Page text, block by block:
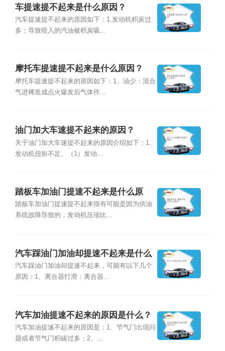
车提速提不起来是什么原因？
汽车提速提不起来的原因如下：1.发动机积炭过
多：导致喷入的汽油被积炭吸...
摩托车提速提不起来是什么原因？
摩托车提速提不起来的原因如下：1、油少：混合
气进稀造成点火爆发后气体作...
油门加大车速提不起来的原因？
关于油门加大车速提不起来的原因介绍如下：1、
发动机扭矩不足。（1）发动...
踏板车加油门提速不起来是什么原
因？
踏板车加油门提速提不起来很有可能是因为供油
系统故障导致的，发动机压缩比...
汽车踩油门加油却提速不起来是什么
样原因？
汽车踩油门加油却提速不起来，可能有以下几个
原因：1、离合器打滑：离合器...
汽车加油提速不起来的原因是什么？
汽车加油提速不起来的原因是：1、节气门出现问
题或者节气门积碳过多；2、...